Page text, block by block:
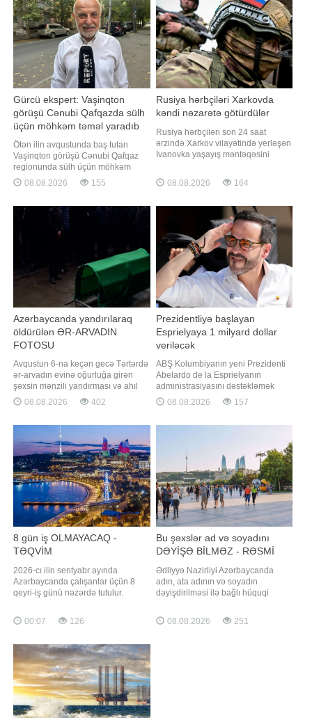
Paskal Konfavrönün 2025-ci il
avqustun 8-də keçirilmi
aylarda hava durumu necə olacaq?.
-a danışan "Səma və Eko"
Gürcü ekspert: Vaşinqton
görüşü Cənubi Qafqazda sülh
üçün möhkəm təməl yaradıb
Ötən ilin avqustunda baş tutan
Vaşinqton görüşü Cənubi Qafqaz
regionunda sülh üçün möhkəm
təməl yaradıb. Bunu "Report"un
yerli bürosuna açıqlamasında
Mərkəzinin (GSAM) rəhbəri, siyasi
şərhçi Valeri Çeçelaşvili deyib. O,
Vaşinqton görüşünü bütövlükdə
08.08.2026 155
Rusiya hərbçiləri Xarkovda
kəndi nəzarətə götürdülər
Rusiya hərbçiləri son 24 saat
ərzində Xarkov vilayətində yerləşən
İvanovka yaşayış məntəqəsini
bu barədə Rusiyanın Müdafiə
Nazirliyi məlumat yayıb. Xatırladaq
müharibə 2022-ci ilin fevralından
bəri davam edir
08.08.2026 164
Azərbaycanda yandırılaraq
öldürülən ƏR-ARVADIN
FOTOSU
Avqustun 6-na keçən gecə Tərtərdə
ər-arvadın evinə oğurluğa girən
şəxsin mənzili yandırması və ahıl
şəxslərin ölməsi barədə məlumat
vermişdik. İbtidai istintaqla
fərdi yaşayış evindən külli miqdarda
pul vəsaitini ələ keçirməsi, törətdiyi
oğurluq cinayətinin izlərini gizlətmə
08.08.2026 402
Prezidentliyə başlayan
Esprielyaya 1 milyard dollar
veriləcək
ABŞ Kolumbiyanın yeni Prezidenti
Abelardo de la Esprielyanın
administrasiyasını dəstəkləmək
məqsədilə 1 milyard dollar vəsait
ayıracaq. xəbər verir ki, bu barədə
ABŞ Prezidenti Donald Trampın
08.08.2026 157
8 gün iş OLMAYACAQ -
TƏQVİM
2026-cı ilin sentyabr ayında
Azərbaycanda çalışanlar üçün 8
qeyri-iş günü nəzərdə tutulur.
bazar günlərinə təsadüf etdiyindən,
həmin tarixlər qeyri-iş günləri hesab
həftəsi ilə işləyənlər 4 gün istirahət
edəcəklər. Beləliklə, 2026-c
00:07 126
Bu şəxslər ad və soyadını
DƏYİŞƏ BİLMƏZ - RƏSMİ
Ədliyyə Nazirliyi Azərbaycanda
adın, ata adının və soyadın
dəyişdirilməsi ilə bağlı hüquqi
olduğu əsas qaydaları bir daha
xatırladıb. "Bakupost" xəbər verir ki,
08.08.2026 251